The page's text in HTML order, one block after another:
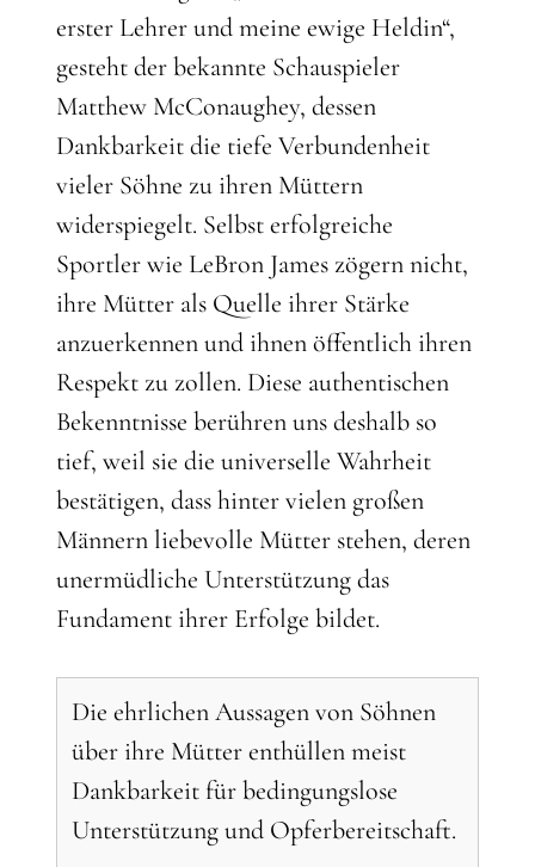
erster Lehrer und meine ewige Heldin“,
gesteht der bekannte Schauspieler
Matthew McConaughey, dessen
Dankbarkeit die tiefe Verbundenheit
vieler Söhne zu ihren Müttern
widerspiegelt. Selbst erfolgreiche
Sportler wie LeBron James zögern nicht,
ihre Mütter als Quelle ihrer Stärke
anzuerkennen und ihnen öffentlich ihren
Respekt zu zollen. Diese authentischen
Bekenntnisse berühren uns deshalb so
tief, weil sie die universelle Wahrheit
bestätigen, dass hinter vielen großen
Männern liebevolle Mütter stehen, deren
unermüdliche Unterstützung das
Fundament ihrer Erfolge bildet.
Die ehrlichen Aussagen von Söhnen
über ihre Mütter enthüllen meist
Dankbarkeit für bedingungslose
Unterstützung und Opferbereitschaft.